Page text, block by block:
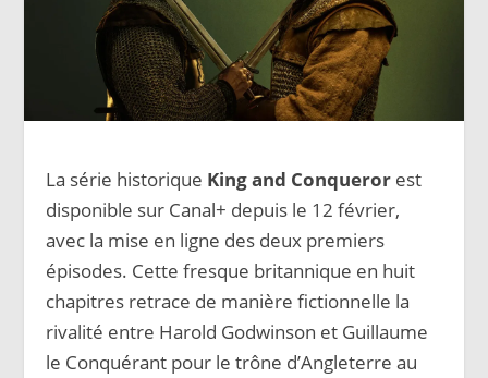
La série historique King and Conqueror est
disponible sur Canal+ depuis le 12 février,
avec la mise en ligne des deux premiers
épisodes. Cette fresque britannique en huit
chapitres retrace de manière fictionnelle la
rivalité entre Harold Godwinson et Guillaume
le Conquérant pour le trône d’Angleterre au